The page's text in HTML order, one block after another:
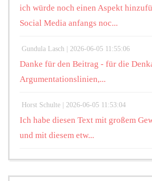
ich würde noch einen Aspekt
Social Media anfangs noc...
Gundula Lasch | 2026-06-05 11:55:06
Danke für den Beitrag - für die
Argumentationslinien,...
Horst Schulte | 2026-06-05 11:53:04
Ich habe diesen Text mit großem
und mit diesem etw...